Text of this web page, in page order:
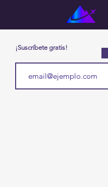
¡Suscríbete gratis!